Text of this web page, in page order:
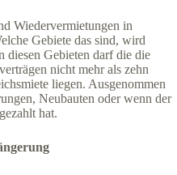
Wiedervermietungen in
Gebiete das sind, wird
diesen Gebieten darf die die
nicht mehr als zehn
liegen. Ausgenommen
Neubauten oder wenn der
hat.